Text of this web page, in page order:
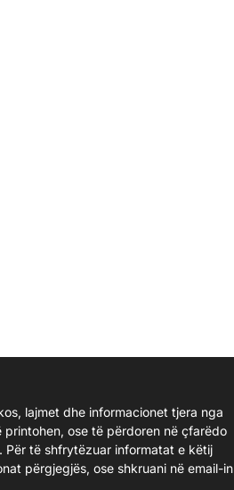
lajmet dhe informacionet tjera nga
ose të përdoren në çfarëdo
të shfrytëzuar informatat e këtij
përgjegjës, ose shkruani në email-in